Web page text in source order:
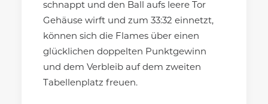
schnappt und den Ball aufs leere Tor
Gehäuse wirft und zum 33:32 einnetzt,
können sich die Flames über einen
glücklichen doppelten Punktgewinn
und dem Verbleib auf dem zweiten
Tabellenplatz freuen.